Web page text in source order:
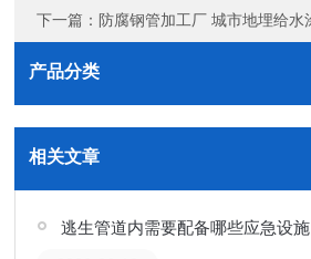
下一篇： 防腐钢管加工厂 城市地埋给水
产品分类
相关文章
逃生管道内需要配备哪些应急设施